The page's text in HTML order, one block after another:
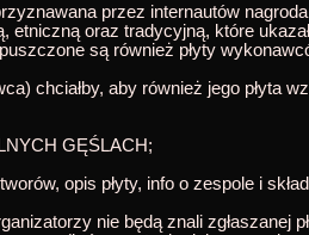
przez internautów
etniczną oraz tradycyjną, które
są również płyty
chciałby, aby również jego płyta
GĘŚLACH;
opis płyty, info o zespole i
nie będą znali zgłaszanej